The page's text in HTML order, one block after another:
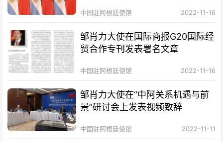
中国驻阿根廷使馆 2022-11-16
邹肖力大使在国际商报G20国际经
贸合作专刊发表署名文章
中国驻阿根廷使馆 2022-11-16
邹肖力大使在“中阿关系机遇与前
景”研讨会上发表视频致辞
中国驻阿根廷使馆 2022-11-11